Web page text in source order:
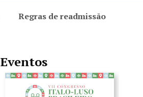
Regras de readmissão
Eventos